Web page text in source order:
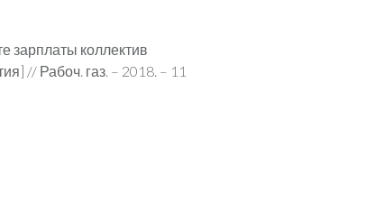
зарплаты коллектив
// Рабоч. газ. – 2018. – 11